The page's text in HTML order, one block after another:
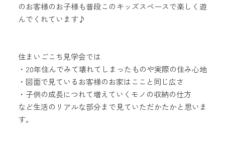
のお客様のお子様も普段このキッズスペースで楽しく遊
んでくれています♪
住まいごこち見学会では
・20年住んでみて壊れてしまったものや実際の住み心地
・図面で見ているお客様のお家はここと同じ広さ
・子供の成長につれて増えていくモノの収納の仕方
など生活のリアルな部分まで見ていただかたかと思いま
す。